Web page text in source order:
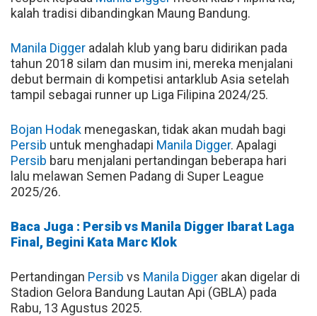
kalah tradisi dibandingkan Maung Bandung.
Manila Digger adalah klub yang baru didirikan pada
tahun 2018 silam dan musim ini, mereka menjalani
debut bermain di kompetisi antarklub Asia setelah
tampil sebagai runner up Liga Filipina 2024/25.
Bojan Hodak menegaskan, tidak akan mudah bagi
Persib untuk menghadapi Manila Digger. Apalagi
Persib baru menjalani pertandingan beberapa hari
lalu melawan Semen Padang di Super League
2025/26.
Baca Juga : Persib vs Manila Digger Ibarat Laga
Final, Begini Kata Marc Klok
Pertandingan Persib vs Manila Digger akan digelar di
Stadion Gelora Bandung Lautan Api (GBLA) pada
Rabu, 13 Agustus 2025.